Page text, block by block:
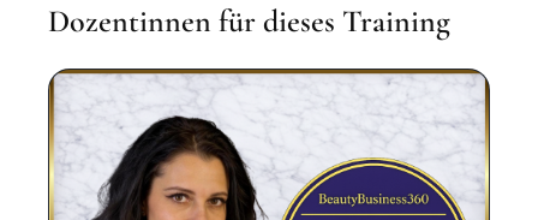
Dozentinnen für dieses Training